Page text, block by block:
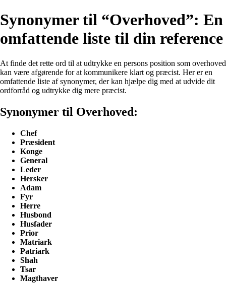
Synonymer til “Overhoved”: En
omfattende liste til din reference
At finde det rette ord til at udtrykke en persons position som overhoved
kan være afgørende for at kommunikere klart og præcist. Her er en
omfattende liste af synonymer, der kan hjælpe dig med at udvide dit
ordforråd og udtrykke dig mere præcist.
Synonymer til Overhoved:
Chef
Præsident
Konge
General
Leder
Hersker
Adam
Fyr
Herre
Husbond
Husfader
Prior
Matriark
Patriark
Shah
Tsar
Magthaver